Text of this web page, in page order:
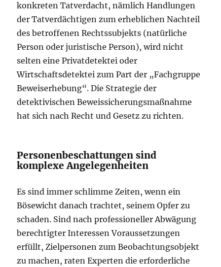
konkreten Tatverdacht, nämlich Handlungen
der Tatverdächtigen zum erheblichen Nachteil
des betroffenen Rechtssubjekts (natürliche
Person oder juristische Person), wird nicht
selten eine Privatdetektei oder
Wirtschaftsdetektei zum Part der „Fachgruppe
Beweiserhebung“. Die Strategie der
detektivischen Beweissicherungsmaßnahme
hat sich nach Recht und Gesetz zu richten.
Personenbeschattungen sind
komplexe Angelegenheiten
Es sind immer schlimme Zeiten, wenn ein
Bösewicht danach trachtet, seinem Opfer zu
schaden. Sind nach professioneller Abwägung
berechtigter Interessen Voraussetzungen
erfüllt, Zielpersonen zum Beobachtungsobjekt
zu machen, raten Experten die erforderliche